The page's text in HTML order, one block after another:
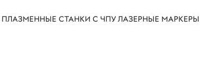
ПЛАЗМЕННЫЕ СТАНКИ С ЧПУЛАЗЕРНЫЕ МАРКЕРЫ